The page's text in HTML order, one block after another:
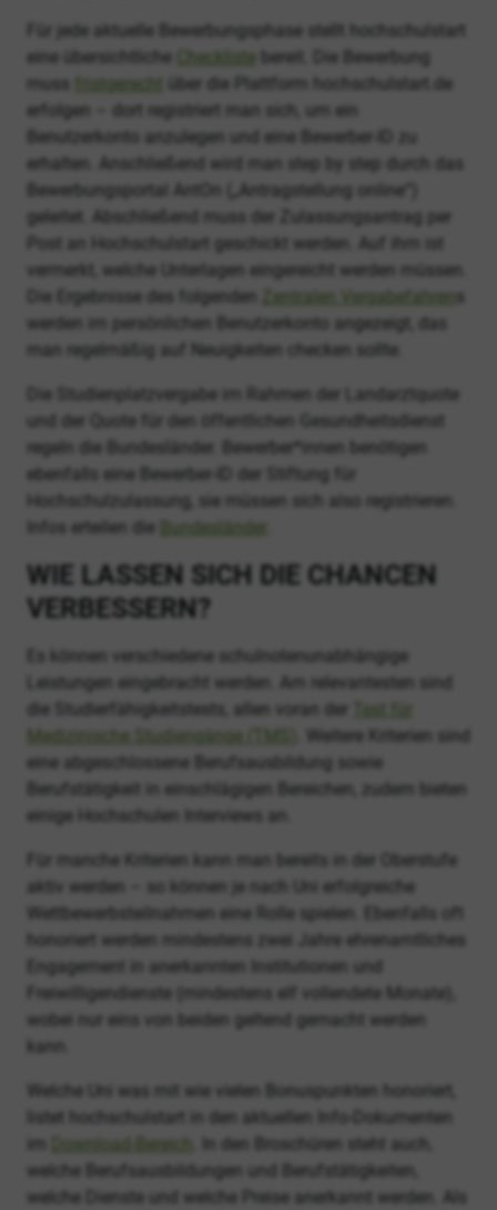
Für jede aktuelle Bewerbungsphase stellt hochschulstart
eine übersichtliche
Checkliste bereit. Die Bewerbung
muss
fristgerecht
über die Plattform hochschulstart.de
erfolgen – dort registriert man sich, um ein
Benutzerkonto anzulegen und eine Bewerber-ID zu
erhalten. Anschließend wird man step by step durch das
Bewerbungsportal AntOn („Antragstellung online“)
geleitet. Abschließend muss der Zulassungsantrag per
Post an Hochschulstart geschickt werden. Auf ihm ist
vermerkt, welche Unterlagen eingereicht werden müssen.
Die Ergebnisse des folgenden
Zentralen Vergabefahren s
werden im persönlichen Benutzerkonto angezeigt, das
man regelmäßig auf Neuigkeiten checken sollte.
Die Studienplatzvergabe im Rahmen der Landarztquote
und der Quote für den öffentlichen Gesundheitsdienst
regeln die Bundesländer. Bewerber*innen benötigen
ebenfalls eine Bewerber-ID der Stiftung für
Hochschulzulassung, sie müssen sich also registrieren.
Infos erteilen die
Bundesländer
WIE LASSEN SICH DIE CHANCEN
VERBESSERN?
Es können verschiedene schulnotenunabhängige
Leistungen eingebracht werden. Am relevantesten sind
die Studierfähigkeitstests, allen voran der
Test für
Medizinische Studiengänge (TMS)
. Weitere Kriterien sind
eine abgeschlossene Berufsausbildung sowie
Berufstätigkeit in einschlägigen Bereichen, zudem bieten
einige Hochschulen Interviews an.
Für manche Kriterien kann man bereits in der Oberstufe
aktiv werden – so können je nach Uni erfolgreiche
Wettbewerbsteilnahmen eine Rolle spielen. Ebenfalls oft
honoriert werden mindestens zwei Jahre ehrenamtliches
Engagement in anerkannten Institutionen und
Freiwilligendienste (mindestens elf vollendete Monate),
wobei nur eins von beiden geltend gemacht werden
kann.
Welche Uni was mit wie vielen Bonuspunkten honoriert,
listet hochschulstart in den aktuellen Info-Dokumenten
im
Download-Bereich
. In den Broschüren steht auch,
welche Berufsausbildungen und Berufstätigkeiten,
welche Dienste und welche Preise anerkannt werden. Als